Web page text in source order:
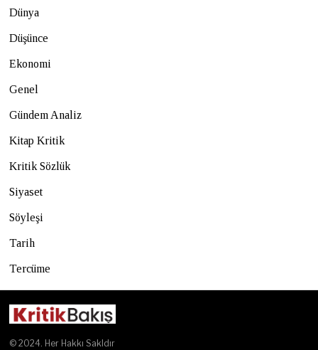
Dünya
Düşünce
Ekonomi
Genel
Gündem Analiz
Kitap Kritik
Kritik Sözlük
Siyaset
Söyleşi
Tarih
Tercüme
© 2024. Her Hakkı Sakldır